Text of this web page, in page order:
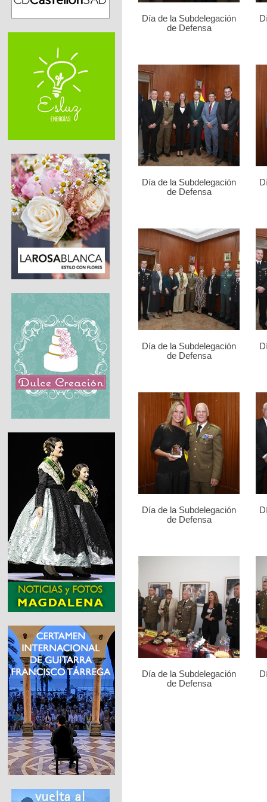
Día de la Subdelegación
de Defensa
Día de la Subdelegación
de Defensa
Día de la Subdelegación
de Defensa
Día de la Subdelegación
de Defensa
Día de la Subdelegación
de Defensa